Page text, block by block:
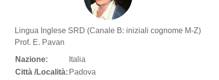
Lingua Inglese SRD (Canale B: iniziali cognome M-Z)
Prof. E. Pavan
Nazione:
Italia
Città /Località: Padova